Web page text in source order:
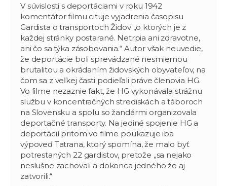
V súvislosti s deportáciami v roku 1942
komentátor filmu cituje vyjadrenia časopisu
Gardista o transportoch Židov „o ktorých je z
každej stránky postarané. Netrpia ani zdravotne,
ani čo sa týka zásobovania.“ Autor však neuvedie,
že deportácie boli sprevádzané nesmiernou
brutalitou a okrádaním židovských obyvateľov, na
čom sa z veľkej časti podieľali práve členovia HG.
Vo filme nezaznie fakt, že HG vykonávala strážnu
službu v koncentračných strediskách a táboroch
na Slovensku a spolu so žandármi organizovala
deportačné transporty. Na jediné spojenie HG a
deportácií pritom vo filme poukazuje iba
výpoveď Tatrana, ktorý spomína, že malo byť
potrestaných 22 gardistov, pretože „sa nejako
neslušne zachovali a dokonca jedného že aj
zatvorili.“